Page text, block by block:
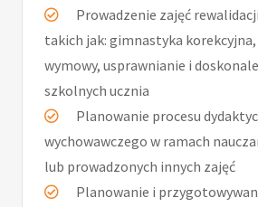
Prowadzenie zajęć
takich jak: gimnastyka korekcyjna,
wymowy, usprawnianie i
szkolnych ucznia
Planowanie procesu
wychowawczego w ramach
lub prowadzonych innych zajęć
Planowanie i